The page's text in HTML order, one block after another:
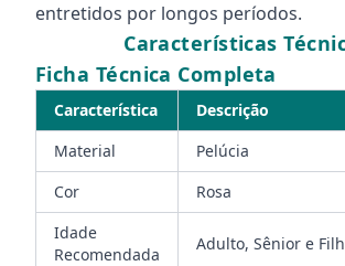
entretidos por longos períodos.
Características
Ficha Técnica Completa
Característica
Descrição
Material
Pelúcia
Cor
Rosa
Idade
Recomendada
Adulto, Sênior e